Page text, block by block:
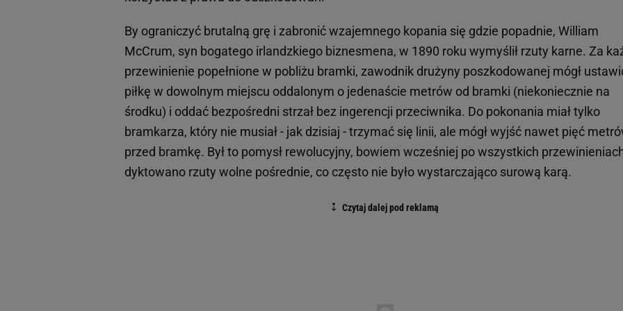
By ograniczyć brutalną grę i zabronić wzajemnego kopania się gdzie popadnie, William
McCrum, syn bogatego irlandzkiego biznesmena, w 1890 roku wymyślił rzuty karne. Za
przewinienie popełnione w pobliżu bramki, zawodnik drużyny poszkodowanej mógł
piłkę w dowolnym miejscu oddalonym o jedenaście metrów od bramki (niekoniecznie na
środku) i oddać bezpośredni strzał bez ingerencji przeciwnika. Do pokonania miał tylko
bramkarza, który nie musiał - jak dzisiaj - trzymać się linii, ale mógł wyjść nawet pięć
przed bramkę. Był to pomysł rewolucyjny, bowiem wcześniej po wszystkich
dyktowano rzuty wolne pośrednie, co często nie było wystarczająco surową karą.